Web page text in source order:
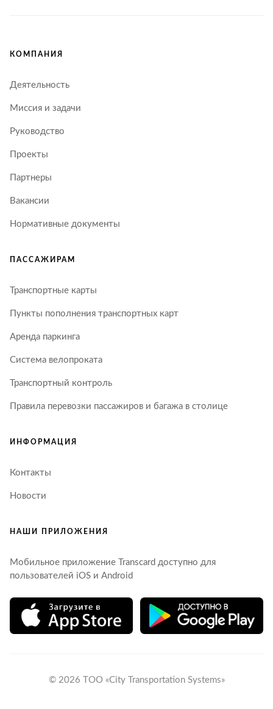
КОМПАНИЯ
Деятельность
Миссия и задачи
Руководство
Проекты
Партнеры
Вакансии
Нормативные документы
ПАССАЖИРАМ
Транспортные карты
Пункты пополнения транспортных карт
Аренда паркинга
Система велопроката
Транспортный контроль
Правила перевозки пассажиров и багажа в столице
ИНФОРМАЦИЯ
Контакты
Новости
НАШИ ПРИЛОЖЕНИЯ
Мобильное приложение Transcard доступно для
пользователей iOS и Android
© 2026 ТОО «City Transportation Systems»